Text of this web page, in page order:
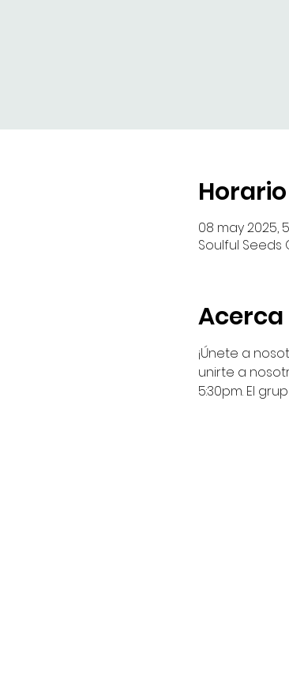
08 may 2025,
Soulful Seeds
¡Únete a
unirte a
5:30pm. El